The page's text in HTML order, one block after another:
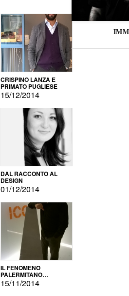
CRISPINO LANZA E
PRIMATO PUGLIESE
15/12/2014
DAL RACCONTO AL
DESIGN
01/12/2014
IL FENOMENO
PALERMITANO
DELL'AUTOPRODUZIONE
15/11/2014